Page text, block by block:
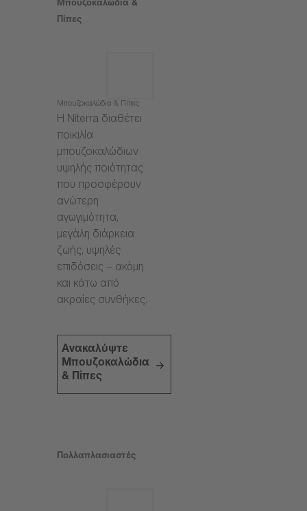
Μπουζοκαλώδια &
Πίπες
Μπουζοκαλώδια & Πίπες
Η Niterra διαθέτει
ποικιλία
μπουζοκαλώδιων
υψηλής ποιότητας
που προσφέρουν
ανώτερη
αγωγιμότητα,
μεγάλη διάρκεια
ζωής, υψηλές
επιδόσεις – ακόμη
και κάτω από
ακραίες συνθήκες.
Ανακαλύψτε
Μπουζοκαλώδια
& Πίπες
Πολλαπλασιαστές